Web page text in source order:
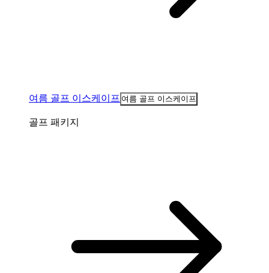
여름 골프 이스케이프 여름 골프 이스케이프
골프 패키지